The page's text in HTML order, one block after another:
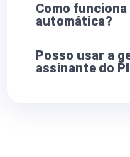
Como
automática?
Posso usar a
assinante do